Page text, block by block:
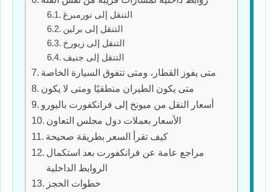
التنقل إلى نورمبرغ
التنقل إلى برلين
التنقل إلى زيورخ
التنقل إلى جنيف
متى يفوز القطار، ومتى تتفوق السيارة الخاصة
متى يكون الطيران منطقيًا ومتى لا يكون
أسعار النقل من ميونخ إلى فرانكفورت باليورو
الأسعار بعملات دول مجلس التعاون
كيف تقرأ السعر بطريقة صحيحة
مراجع عامة عن فرانكفورت بعد استكمال
الروابط الداخلية
خطوات الحجز